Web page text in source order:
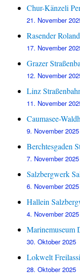
Chur-Känzeli
21. November
Rasender
17. November
Grazer
12. November
Linz
11. November
Caumasee-
9. November 2025
Berchtesgaden
7. November 2025
Salzbergwerk
6. November 2025
Hallein
4. November 2025
Marinemuseum
30. Oktober 2025
Lokwelt
28. Oktober 2025